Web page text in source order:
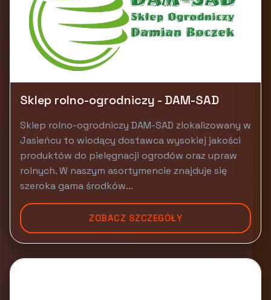
Sklep rolno-ogrodniczy - DAM-SAD
Sklep rolno-ogrodniczy DAM-SAD zlokalizowany w
Jasieńcu to wiodący dostawca wysokiej jakości
produktów do pielęgnacji ogrodów oraz upraw
rolnych. W naszym asortymencie znajduje się
szeroka gama środków...
ZOBACZ SZCZEGÓŁY